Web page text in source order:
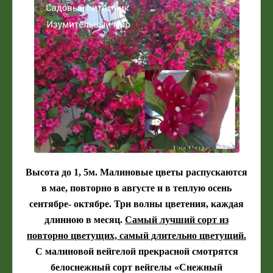
Высота до 1, 5м. Малиновые цветы распускаются
в мае, повторно в августе и в теплую осень
сентябре- октябре. Три волны цветения, каждая
длинною в месяц. Самый лучший сорт из
повторно цветущих, самый длительно цветущий.
С малиновой вейгелой прекрасной смотрятся
белоснежный сорт вейгелы «Снежный